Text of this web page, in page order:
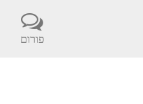
פורום